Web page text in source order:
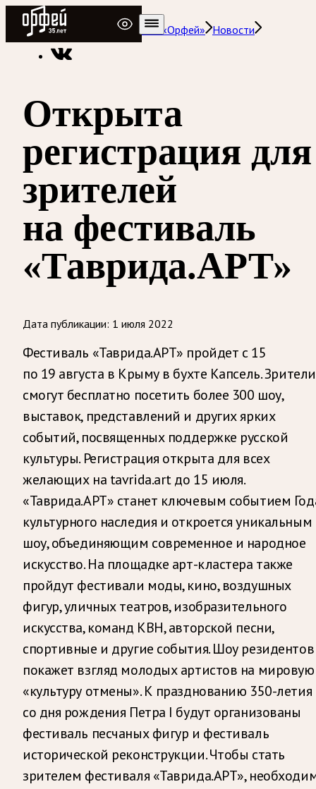
Радио Орфей
Радио классической музыки «Орфей» Новости
Открыта
регистрация для
зрителей
на фестиваль
«Таврида.АРТ»
Дата публикации: 1 июля 2022
Фестиваль «Таврида.АРТ» пройдет с 15
по 19 августа в Крыму в бухте Капсель. Зрители
смогут бесплатно посетить более 300 шоу,
выставок, представлений и других ярких
событий, посвященных поддержке русской
культуры. Регистрация открыта для всех
желающих на tavrida.art до 15 июля.
«Таврида.АРТ» станет ключевым событием
культурного наследия и откроется уникальным
шоу, объединяющим современное и народное
искусство. На площадке арт-кластера также
пройдут фестивали моды, кино, воздушных
фигур, уличных театров, изобразительного
искусства, команд КВН, авторской песни,
спортивные и другие события. Шоу резидентов
покажет взгляд молодых артистов на мировую
«культуру отмены». К празднованию 350-летия
со дня рождения Петра I будут организованы
фестиваль песчаных фигур и фестиваль
исторической реконструкции. Чтобы стать
зрителем фестиваля «Таврида.АРТ»,